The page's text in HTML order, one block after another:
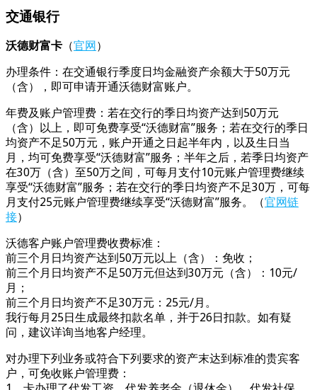
交通银行
沃德财富卡 （官网 ）
办理条件：在交通银行季度日均金融资产余额大于50万元
（含），即可申请开通沃德财富账户。
年费及账户管理费：若在交行的季日均资产达到50万元
（含）以上，即可免费享受“沃德财富”服务；若在交行的季日
均资产不足50万元，账户开通之日起半年内，以及生日当
月，均可免费享受“沃德财富”服务；半年之后，若季日均资产
在30万（含）至50万之间，可每月支付10元账户管理费继续
享受“沃德财富”服务；若在交行的季日均资产不足30万，可每
月支付25元账户管理费继续享受“沃德财富”服务。（官网链
接）
沃德客户账户管理费收费标准：
前三个月日均资产达到50万元以上（含）：免收；
前三个月日均资产不足50万元但达到30万元（含）：10元/
月；
前三个月日均资产不足30万元：25元/月。
我行每月25日生成最终扣款名单，并于26日扣款。如有疑
问，建议详询当地客户经理。
对办理下列业务或符合下列要求的资产末达到标准的贵宾客
户，可免收账户管理费：